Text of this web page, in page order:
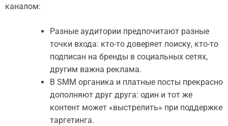
каналом:
Разные аудитории предпочитают разные
точки входа: кто-то доверяет поиску, кто-то
подписан на бренды в социальных сетях,
другим важна реклама.
В SMM органика и платные посты прекрасно
дополняют друг друга: один и тот же
контент может «выстрелить» при поддержке
таргетинга.